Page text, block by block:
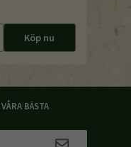
Köp nu
BÄSTA